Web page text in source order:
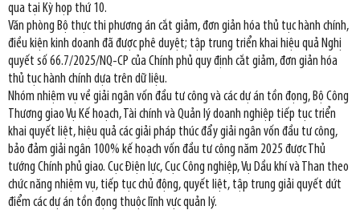
qua tại Kỳ họp thứ 10.
Văn phòng Bộ thực thi phương án cắt giảm, đơn giản hóa thủ tục hành chính,
điều kiện kinh doanh đã được phê duyệt; tập trung triển khai hiệu quả Nghị
quyết số 66.7/2025/NQ-CP của Chính phủ quy định cắt giảm, đơn giản hóa
thủ tục hành chính dựa trên dữ liệu.
Nhóm nhiệm vụ về giải ngân vốn đầu tư công và các dự án tồn đọng, Bộ Công
Thương giao Vụ Kế hoạch, Tài chính và Quản lý doanh nghiệp tiếp tục triển
khai quyết liệt, hiệu quả các giải pháp thúc đẩy giải ngân vốn đầu tư công,
bảo đảm giải ngân 100% kế hoạch vốn đầu tư công năm 2025 được Thủ
tướng Chính phủ giao. Cục Điện lực, Cục Công nghiệp, Vụ Dầu khí và Than theo
chức năng nhiệm vụ, tiếp tục chủ động, quyết liệt, tập trung giải quyết dứt
điểm các dự án tồn đọng thuộc lĩnh vực quản lý.